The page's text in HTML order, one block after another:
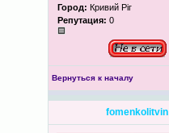
Город: Кривий Ріг
Репутация: 0
Вернуться к началу
fomenkolitvin